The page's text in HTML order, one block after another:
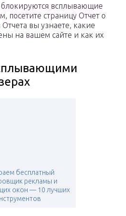
блокируются всплывающие
посетите страницу Отчет о
вы узнаете, какие
на вашем сайте и как их
бесплатный
рекламы и
окон — 10 лучших